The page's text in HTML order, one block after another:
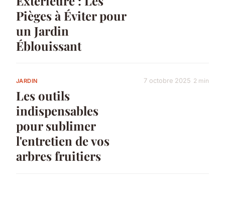
Pièges à Éviter pour
un Jardin
Éblouissant
JARDIN
Les outils
indispensables
pour sublimer
l'entretien de vos
arbres fruitiers
7 octobre 2025 2 min